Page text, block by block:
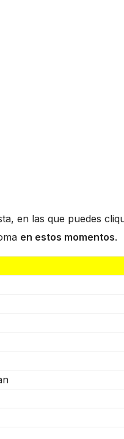
en las que puedes
en estos momentos.